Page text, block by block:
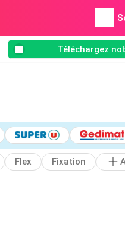
Téléchargez
Flex Fixation